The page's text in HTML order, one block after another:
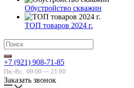
Обустройство скважин
ТОП товаров 2024 г.
+7 (921) 908-71-85
Пн.-Вс. 09.00 — 21.00
Заказать звонок